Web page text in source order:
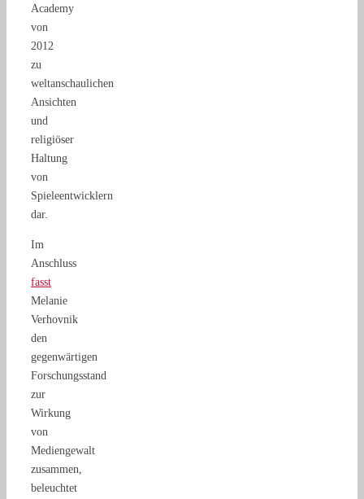
Academy
von
2012
zu
weltanschaulichen
Ansichten
und
religiöser
Haltung
von
Spieleentwicklern
dar.
Im
Anschluss
fasst
Melanie
Verhovnik
den
gegenwärtigen
Forschungsstand
zur
Wirkung
von
Mediengewalt
zusammen,
beleuchtet